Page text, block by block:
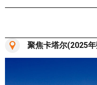
聚焦卡塔尔(2025